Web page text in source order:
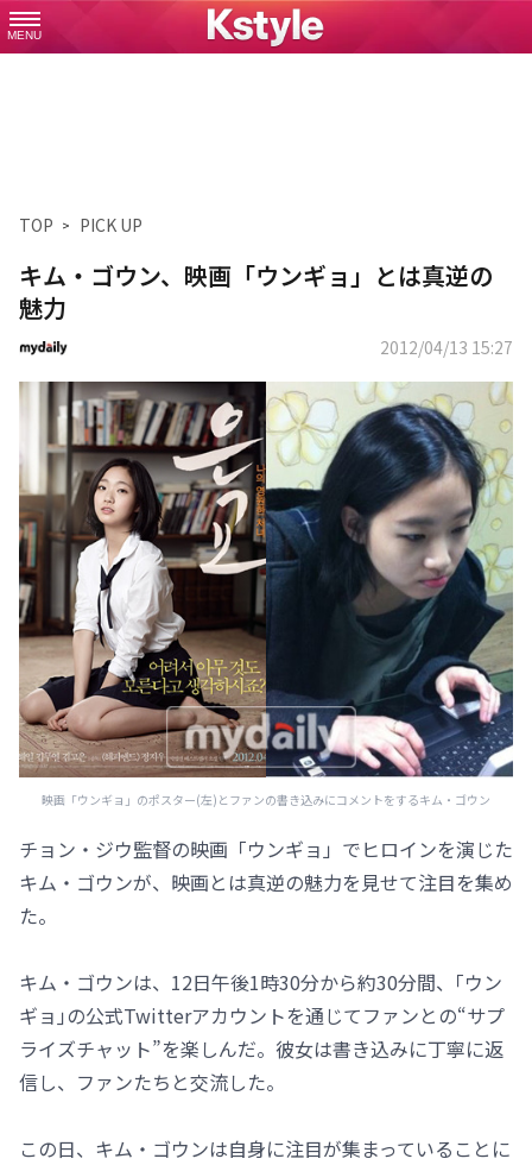
MENU
TOP PICK UP
キム・ゴウン、映画「ウンギョ」とは真逆の
魅力
2012/04/13 15:27
映画「ウンギョ」のポスター(左)とファンの書き込みにコメントをするキム・ゴウン
チョン・ジウ監督の映画「ウンギョ」でヒロインを演じた
キム・ゴウンが、映画とは真逆の魅力を見せて注目を集め
た。
キム・ゴウンは、12日午後1時30分から約30分間、｢ウン
ギョ｣の公式Twitterアカウントを通じてファンとの“サプ
ライズチャット”を楽しんだ。彼女は書き込みに丁寧に返
信し、ファンたちと交流した。
この日、キム・ゴウンは自身に注目が集まっていることに